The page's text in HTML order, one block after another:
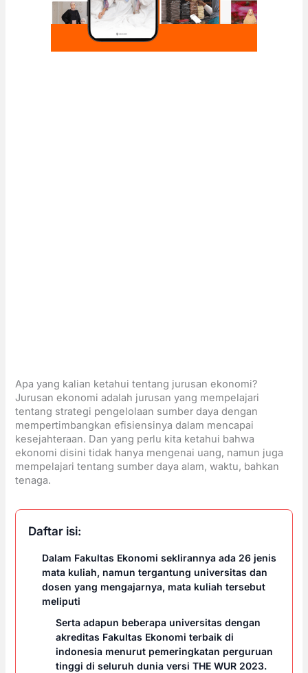
Apa yang kalian ketahui tentang jurusan ekonomi?
Jurusan ekonomi adalah jurusan yang mempelajari
tentang strategi pengelolaan sumber daya dengan
mempertimbangkan efisiensinya dalam mencapai
kesejahteraan. Dan yang perlu kita ketahui bahwa
ekonomi disini tidak hanya mengenai uang, namun juga
mempelajari tentang sumber daya alam, waktu, bahkan
tenaga.
Daftar isi:
Dalam Fakultas Ekonomi seklirannya ada 26 jenis
mata kuliah, namun tergantung universitas dan
dosen yang mengajarnya, mata kuliah tersebut
meliputi
Serta adapun beberapa universitas dengan
akreditas Fakultas Ekonomi terbaik di
indonesia menurut pemeringkatan perguruan
tinggi di seluruh dunia versi THE WUR 2023.